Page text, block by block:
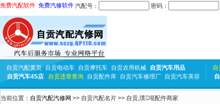
免费汽配软件 免费汽修软件 汽配号： 密码：
自贡汽配黄页 自贡电动车 自贡摩托车 自贡农用机械 自贡汽车用品
自贡汽车4S店
自贡违章查询 自贡配件库 自贡汽车修理厂 自贡汽车美容
自
当前位置： 自贡汽配汽修网 >> 自贡汽配名片 >> 自贡,璞埖配件商家